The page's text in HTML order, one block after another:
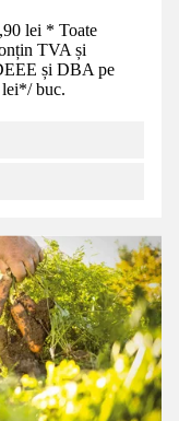
lei * Toate
TVA și
și DBA pe
*/ buc.